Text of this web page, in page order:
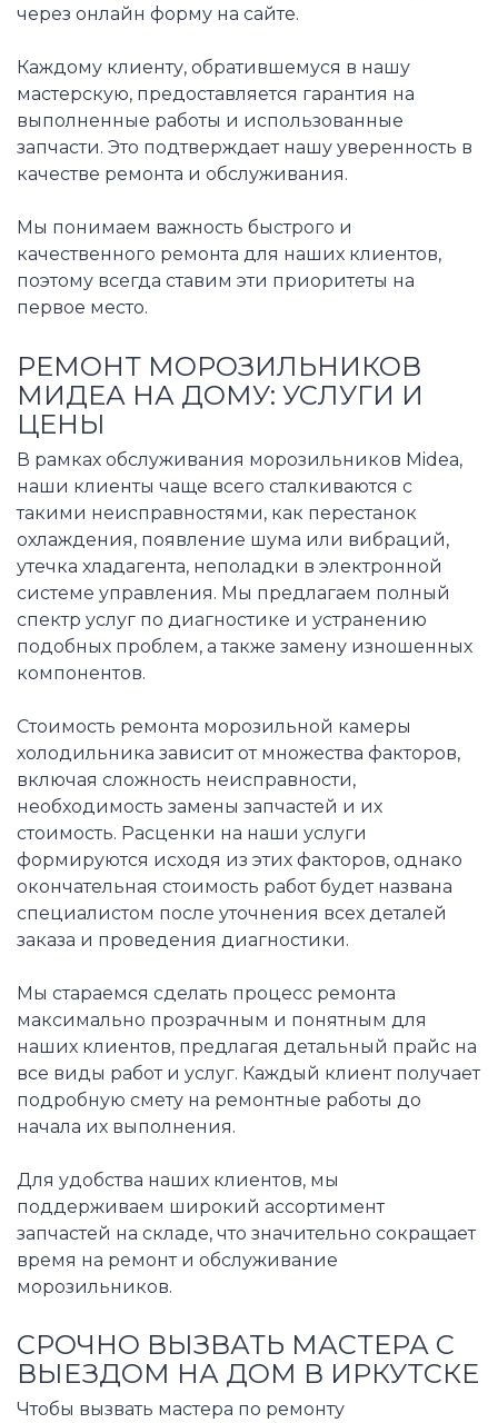
через онлайн форму на сайте.
Каждому клиенту, обратившемуся в нашу
мастерскую, предоставляется гарантия на
выполненные работы и использованные
запчасти. Это подтверждает нашу уверенность в
качестве ремонта и обслуживания.
Мы понимаем важность быстрого и
качественного ремонта для наших клиентов,
поэтому всегда ставим эти приоритеты на
первое место.
РЕМОНТ МОРОЗИЛЬНИКОВ
МИДЕА НА ДОМУ: УСЛУГИ И
ЦЕНЫ
В рамках обслуживания морозильников Midea,
наши клиенты чаще всего сталкиваются с
такими неисправностями, как перестанок
охлаждения, появление шума или вибраций,
утечка хладагента, неполадки в электронной
системе управления. Мы предлагаем полный
спектр услуг по диагностике и устранению
подобных проблем, а также замену изношенных
компонентов.
Стоимость ремонта морозильной камеры
холодильника зависит от множества факторов,
включая сложность неисправности,
необходимость замены запчастей и их
стоимость. Расценки на наши услуги
формируются исходя из этих факторов, однако
окончательная стоимость работ будет названа
специалистом после уточнения всех деталей
заказа и проведения диагностики.
Мы стараемся сделать процесс ремонта
максимально прозрачным и понятным для
наших клиентов, предлагая детальный прайс на
все виды работ и услуг. Каждый клиент получает
подробную смету на ремонтные работы до
начала их выполнения.
Для удобства наших клиентов, мы
поддерживаем широкий ассортимент
запчастей на складе, что значительно сокращает
время на ремонт и обслуживание
морозильников.
СРОЧНО ВЫЗВАТЬ МАСТЕРА С
ВЫЕЗДОМ НА ДОМ В ИРКУТСКЕ
Чтобы вызвать мастера по ремонту